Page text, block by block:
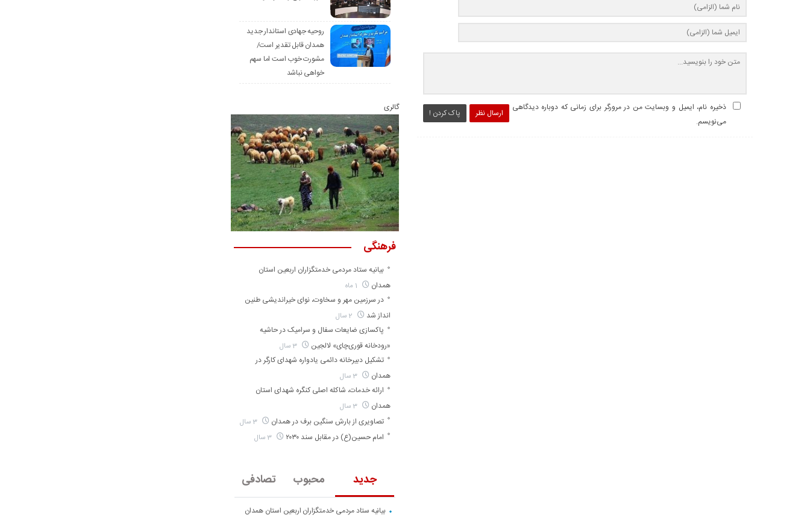
ارسال نظر پاک کردن !
ذخیره نام، ایمیل و وبسایت من در مرورگر برای زمانی که دوباره دیدگاهی
می‌نویسم.
روحیه جهادی استاندار جدید
همدان قابل تقدیر است/
مشورت خوب است اما سهم
خواهی نباشد
گالری
جدید محبوب تصادفی
بیانیه ستاد مردمی خدمتگزاران اربعین استان همدان
فرهنگی
بیانیه ستاد مردمی خدمتگزاران اربعین استان
همدان
در سرزمین مهر و سخاوت، نوای خیراندیشی طنین
انداز شد
پاکسازی ضایعات سفال و سرامیک در حاشیه
«رودخانه قوری‌چای» لالجین
3 سال
تشکیل دبیرخانه دائمی یادواره شهدای کارگر در
همدان
3 سال
ارائه خدمات، شاکله اصلی کنگره شهدای استان
همدان
3 سال
تصاویری از بارش سنگین برف در همدان 3 سال
امام حسین(ع) در مقابل سند ۲۰۳۰ 3 سال